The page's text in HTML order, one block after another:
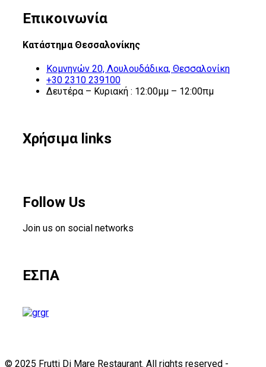
Επικοινωνία
Κατάστημα Θεσσαλονίκης
Κομνηνών 20, Λουλουδάδικα, Θεσσαλονίκη
+30 2310 239100
Δευτέρα – Κυριακή : 12:00μμ – 12:00πμ
Χρήσιμα links
Follow Us
Join us on social networks
ΕΣΠΑ
gr
© 2025 Frutti Di Mare Restaurant. All rights reserved -